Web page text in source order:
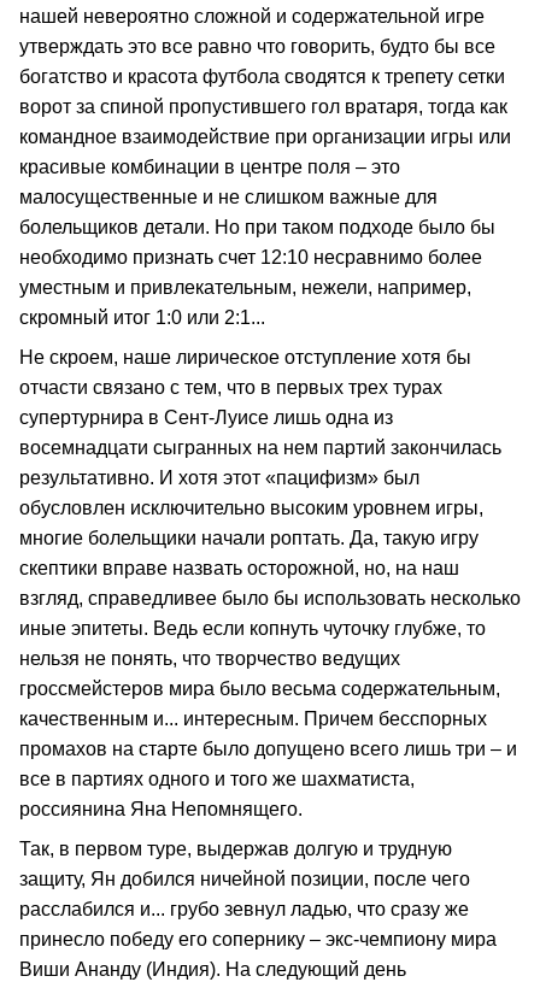
нашей невероятно сложной и содержательной игре
утверждать это все равно что говорить, будто бы все
богатство и красота футбола сводятся к трепету сетки
ворот за спиной пропустившего гол вратаря, тогда как
командное взаимодействие при организации игры или
красивые комбинации в центре поля – это
малосущественные и не слишком важные для
болельщиков детали. Но при таком подходе было бы
необходимо признать счет 12:10 несравнимо более
уместным и привлекательным, нежели, например,
скромный итог 1:0 или 2:1...
Не скроем, наше лирическое отступление хотя бы
отчасти связано с тем, что в первых трех турах
супертурнира в Сент-Луисе лишь одна из
восемнадцати сыгранных на нем партий закончилась
результативно. И хотя этот «пацифизм» был
обусловлен исключительно высоким уровнем игры,
многие болельщики начали роптать. Да, такую игру
скептики вправе назвать осторожной, но, на наш
взгляд, справедливее было бы использовать несколько
иные эпитеты. Ведь если копнуть чуточку глубже, то
нельзя не понять, что творчество ведущих
гроссмейстеров мира было весьма содержательным,
качественным и... интересным. Причем бесспорных
промахов на старте было допущено всего лишь три – и
все в партиях одного и того же шахматиста,
россиянина Яна Непомнящего.
Так, в первом туре, выдержав долгую и трудную
защиту, Ян добился ничейной позиции, после чего
расслабился и... грубо зевнул ладью, что сразу же
принесло победу его сопернику – экс-чемпиону мира
Виши Ананду (Индия). На следующий день